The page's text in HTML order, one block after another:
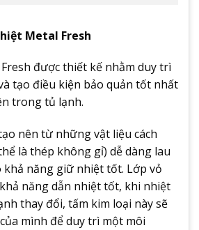
Metal Fresh
được thiết kế nhằm duy trì
tạo điều kiện bảo quản tốt nhất
trong tủ lạnh.
nên từ những vật liệu cách
là thép không gỉ) dễ dàng lau
khả năng giữ nhiệt tốt. Lớp vỏ
năng dẫn nhiệt tốt, khi nhiệt
thay đổi, tấm kim loại này sẽ
mình để duy trì một môi